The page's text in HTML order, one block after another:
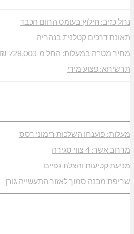
נחל כזיב: חילוץ בעומס החום הכבד
תאונת דרכים קטלנית בנהריה
מחיר מטרה במעלות: החל מ-728,000 ₪
תרשיחא: פצוע מירי
מעלות: פוענחו השלכות רימוני רסס
מרחב אשר: 4 צווי סגירה
מניעת קטיעות והצלת גפיים
שריפת מבנה סמוך לאזור התעשייה גורן